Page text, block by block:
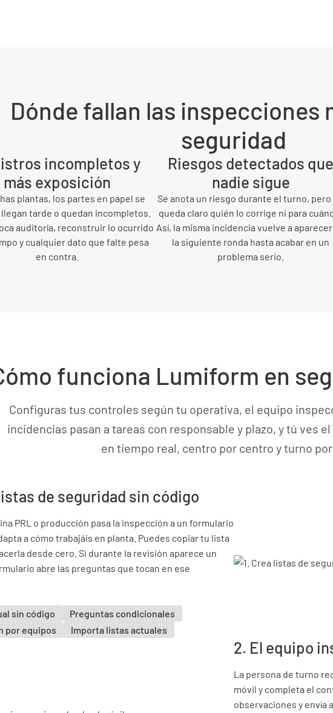
Dónde fallan las inspecciones
seguridad
incompletos y
más exposición
plantas, los partes en papel se
tarde o quedan incompletos.
auditoría, reconstruir lo ocurrido
y cualquier dato que falte pesa
en contra.
Riesgos detectados que
nadie sigue
Se anota un riesgo durante el turno, pero
queda claro quién lo corrige ni para
Así, la misma incidencia vuelve a
la siguiente ronda hasta acabar en un
problema serio.
funciona Lumiform en
Configuras tus controles según tu operativa, el equipo
incidencias pasan a tareas con responsable y plazo, y tú ves
en tiempo real, centro por centro y turno
de seguridad sin código
PRL o producción pasa la inspección a un formulario
a cómo trabajáis en planta. Puedes copiar tu lista
desde cero. Si durante la revisión aparece un
abre las preguntas que tocan en ese
sin código
Preguntas condicionales
por equipos
Importa listas actuales
2. El equipo
La persona de turno
móvil y completa el
observaciones y envía